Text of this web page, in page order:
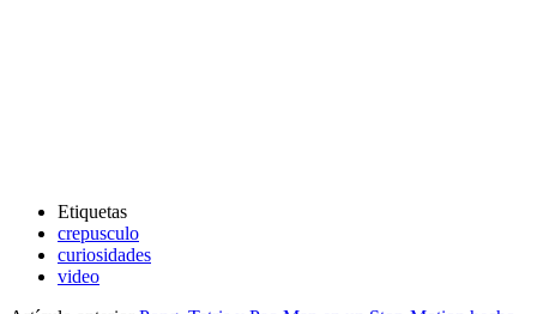
Etiquetas
crepusculo
curiosidades
video